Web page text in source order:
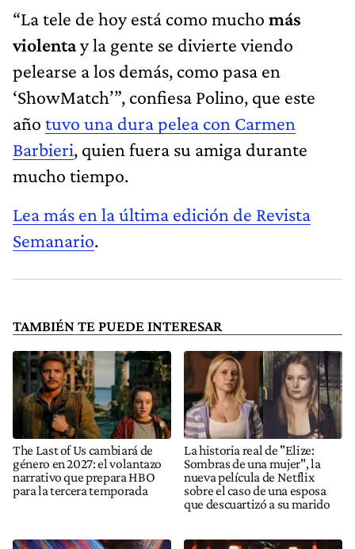
“La tele de hoy está como mucho más
violentay la gente se divierte viendo
pelearse a los demás, como pasa en
‘ShowMatch’”, confiesa Polino, que este
año tuvo una dura pelea con Carmen
Barbieri, quien fuera su amiga durante
mucho tiempo.
Lea más en la última edición de Revista
Semanario.
TAMBIÉN TE PUEDE INTERESAR
The Last of Us cambiará de
género en 2027: el volantazo
narrativo que prepara HBO
para la tercera temporada
La historia real de "Elize:
Sombras de una mujer", la
nueva película de Netflix
sobre el caso de una esposa
que descuartizó a su marido